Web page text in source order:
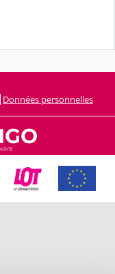
Données personnelles